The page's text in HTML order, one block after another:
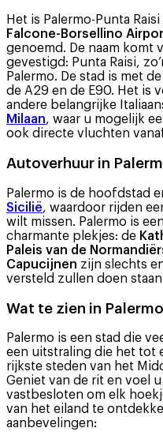
Het is Palermo-Punta
Falcone-Borsellino
genoemd. De naam komt
gevestigd: Punta Raisi,
Palermo. De stad is met
de A29 en de E90. Het is
andere belangrijke
Milaan, waar u mogelijk
ook directe vluchten
Autoverhuur in
Palermo is de hoofdstad
Sicilië, waardoor rijden
wilt missen. Palermo is
charmante plekjes: de
Paleis van de
Capucijnen zijn slechts
versteld zullen doen
Wat te zien in Palermo
Palermo is een stad die
een uitstraling die het tot
rijkste steden van het
Geniet van de rit en voel
vastbesloten om elk
van het eiland te
aanbevelingen: